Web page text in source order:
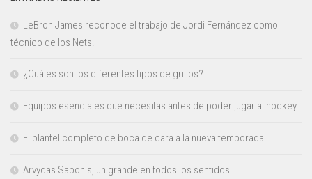
LeBron James reconoce el trabajo de Jordi Fernández como
técnico de los Nets.
¿Cuáles son los diferentes tipos de grillos?
Equipos esenciales que necesitas antes de poder jugar al hockey
El plantel completo de boca de cara a la nueva temporada
Arvydas Sabonis, un grande en todos los sentidos